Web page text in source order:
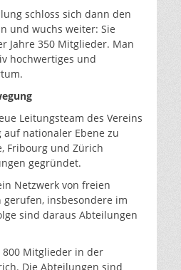
schloss sich dann den
und wuchs weiter: Sie
Jahre 350 Mitglieder. Man
hochwertiges und
Leitungsteam des Vereins
auf nationaler Ebene zu
Fribourg und Zürich
gegründet.
Netzwerk von freien
gerufen, insbesondere im
sind daraus Abteilungen
800 Mitglieder in der
Die Abteilungen sind